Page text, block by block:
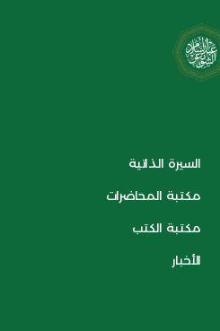
السيرة الذاتية
مكتبة المحاضرات
مكتبة الكتب
الأخبار